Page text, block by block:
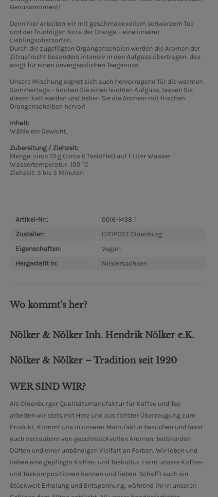
Genussmoment!
Denn hier arbeiten wir mit geschmackvollem schwarzem Tee
und der fruchtigen Note der Orange – eine unserer
Lieblingsobstsorten.
Durch die zugefügten Organgenschalen werden die Aromen der
Zitrusfrucht besonders intensiv in den Aufguss übertragen, das
sorgt für einen unvergesslichen Teegenuss.
Unsere Mischung eignet sich auch hervorragend für die warmen
Sommertage – kochen Sie einen leichten Aufguss, lassen Sie
diesen kalt werden und heben Sie die Aromen mit frischen
Orangenscheiben hervor!
Inhalt:
Wähle ein Gewicht.
Zubereitung / Ziehzeit:
Menge: circa 10 g (circa 6 Teelöffel) auf 1 Liter Wasser
Wassertemperatur: 100 °C
Ziehzeit: 3 bis 5 Minuten
Artikel-Nr.:
0016-M38.1
Zusteller:
CITIPOST Oldenburg
Eigenschaften:
Vegan
Hergestellt in:
Niedersachsen
Wo kommt's her?
Nölker & Nölker Inh. Hendrik Nölker e.K.
Nölker & Nölker – Tradition seit 1920
WER SIND WIR?
Als Oldenburger Qualitätsmanufaktur für Kaffee und Tee
arbeiten wir stets mit Herz und aus tiefster Überzeugung zum
Produkt. Kommt uns in unserer Manufaktur besuchen und lasst
euch verzaubern von geschmackvollen Aromen, betörenden
Düften und einer unbändigen Vielfalt an Farben. Wir leben und
lieben eine gepflegte Kaffee- und Teekultur. Lernt unsere Kaffee-
und Teekompositionen kennen und lieben. Schafft euch ein
Stückweit Erholung und Entspannung, während ihr in unseren